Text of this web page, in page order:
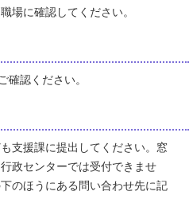
場に確認してください。
認ください。
支援課に提出してください。窓
政センターでは受付できませ
のほうにある問い合わせ先に記